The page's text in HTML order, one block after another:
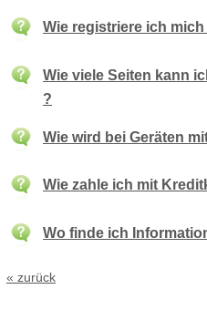
Wie registriere ich
Wie viele Seiten kann
?
Wie wird bei Geräten
Wie zahle ich mit
Wo finde ich
« zurück